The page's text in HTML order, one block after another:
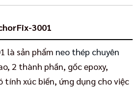
3001
là sản phẩm neo thép chuyên
2 thành phần, gốc epoxy,
tính xúc biến, ứng dụng cho việc